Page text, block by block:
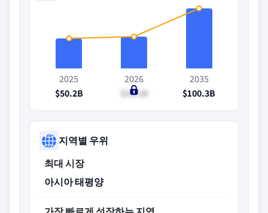
2025
$50.2B
2026
$53.2B
2035
$100.3B
지역별 우위
최대 시장
아시아 태평양